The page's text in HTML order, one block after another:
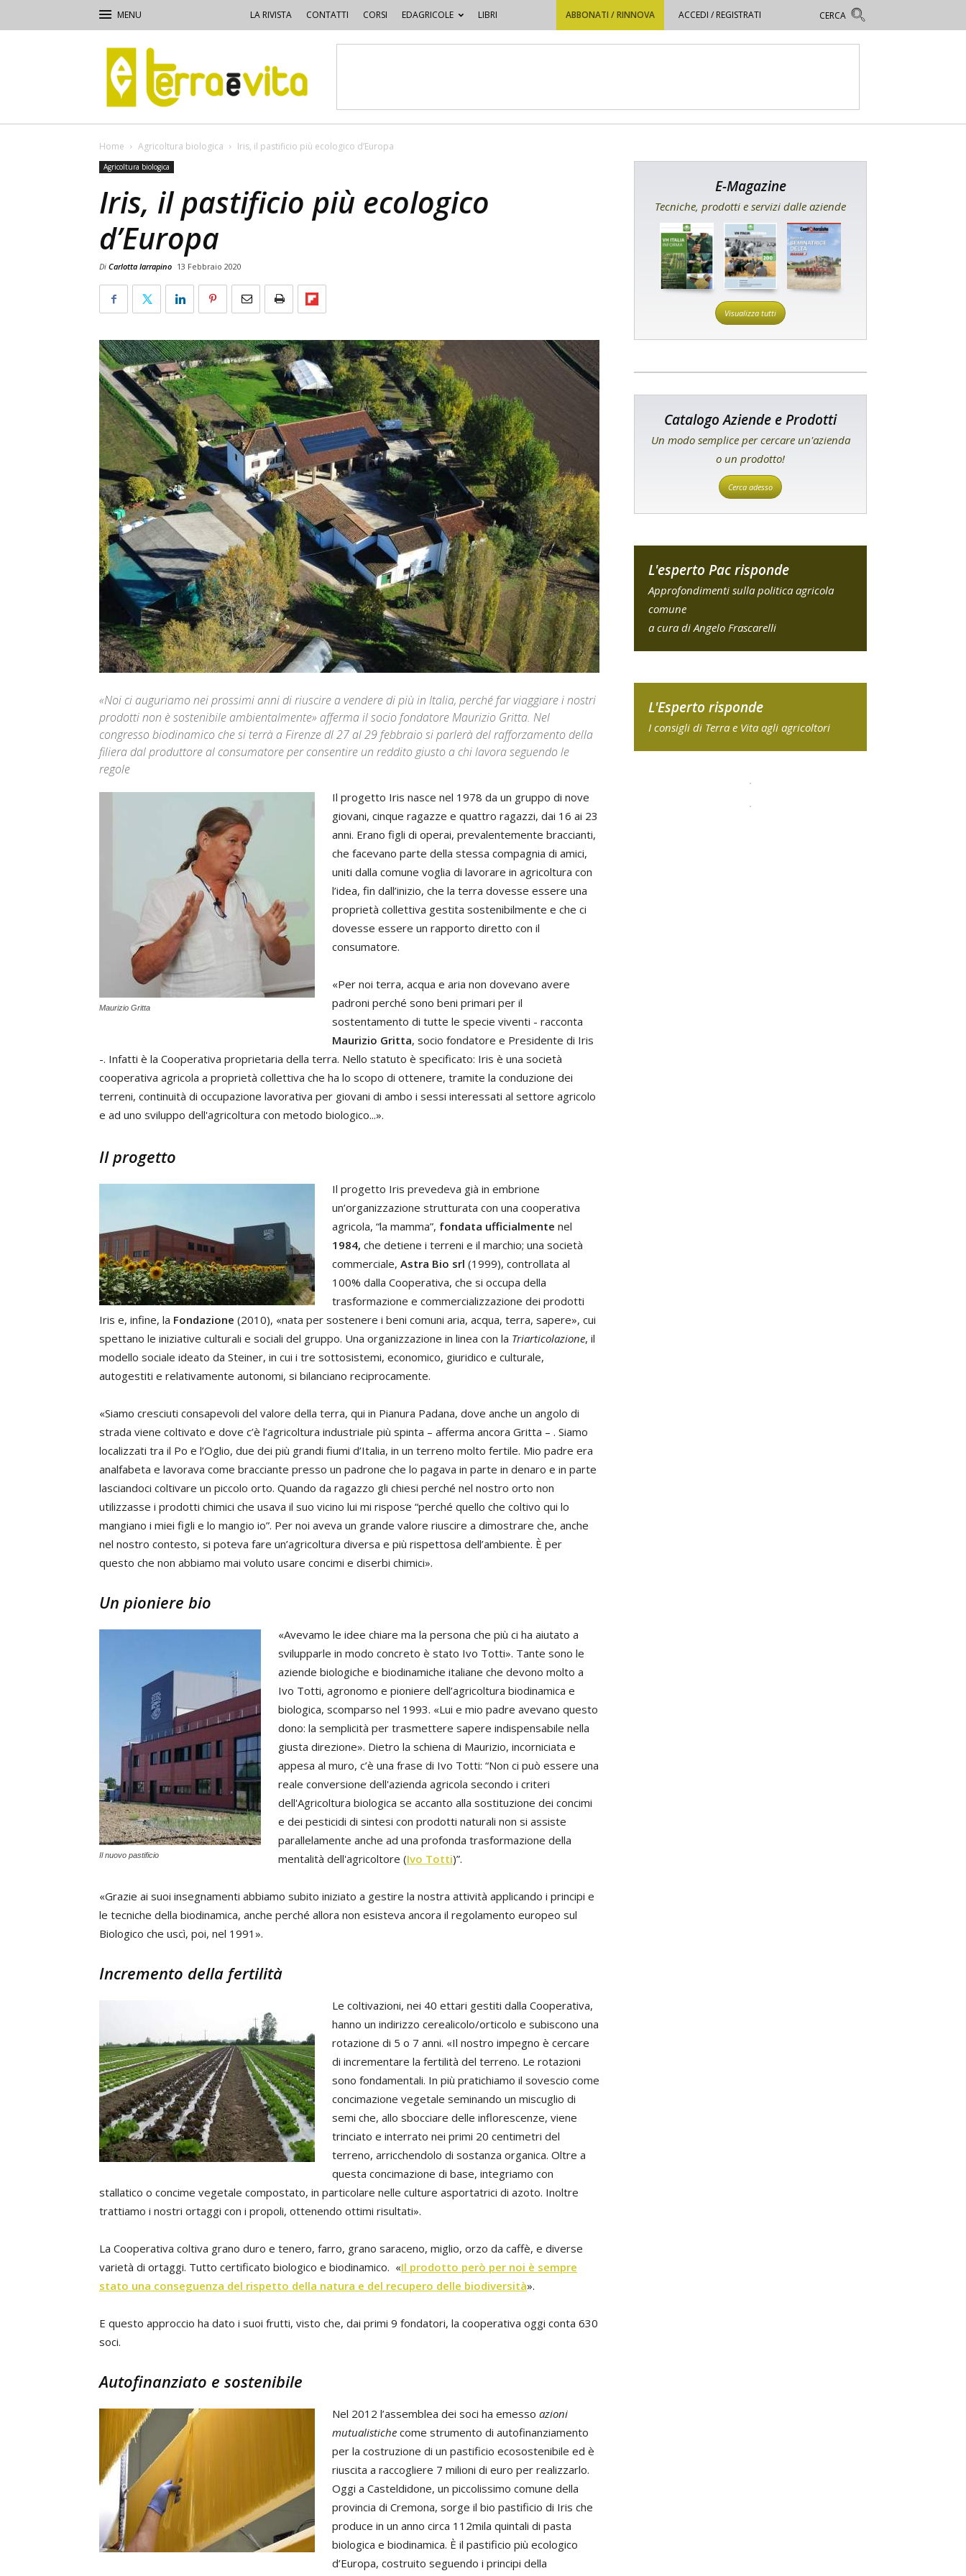
LA RIVISTA CONTATTI CORSI EDAGRICOLE LIBRI ABBONATI / RINNOVA ACCEDI / REGISTRATI
Terra
e
Vita
Home Agricoltura biologica Iris, il pastificio più ecologico d’Europa
Agricoltura biologica
Iris, il pastificio più ecologico
d’Europa
Di Carlotta Iarrapino 13 Febbraio 2020
«Noi ci auguriamo nei prossimi anni di riuscire a vendere di più in Italia, perché far viaggiare i nostri
prodotti non è sostenibile ambientalmente» afferma il socio fondatore Maurizio Gritta. Nel
congresso biodinamico che si terrà a Firenze dl 27 al 29 febbraio si parlerà del rafforzamento della
filiera dal produttore al consumatore per consentire un reddito giusto a chi lavora seguendo le
regole
Maurizio Gritta
Il progetto Iris nasce nel 1978 da un gruppo di nove
giovani, cinque ragazze e quattro ragazzi, dai 16 ai 23
anni. Erano figli di operai, prevalentemente braccianti,
che facevano parte della stessa compagnia di amici,
uniti dalla comune voglia di lavorare in agricoltura con
l’idea, fin dall’inizio, che la terra dovesse essere una
proprietà collettiva gestita sostenibilmente e che ci
dovesse essere un rapporto diretto con il
consumatore.
«Per noi terra, acqua e aria non dovevano avere
padroni perché sono beni primari per il
sostentamento di tutte le specie viventi - racconta
Maurizio Gritta, socio fondatore e Presidente di Iris
-. Infatti è la Cooperativa proprietaria della terra. Nello statuto è specificato: Iris è una società
cooperativa agricola a proprietà collettiva che ha lo scopo di ottenere, tramite la conduzione dei
terreni, continuità di occupazione lavorativa per giovani di ambo i sessi interessati al settore agricolo
e ad uno sviluppo dell'agricoltura con metodo biologico...».
Il progetto
Il progetto Iris prevedeva già in embrione
un’organizzazione strutturata con una cooperativa
agricola, “la mamma”, fondata ufficialmente nel
1984, che detiene i terreni e il marchio; una società
commerciale, Astra Bio srl (1999), controllata al
100% dalla Cooperativa, che si occupa della
trasformazione e commercializzazione dei prodotti
Iris e, infine, la Fondazione (2010), «nata per sostenere i beni comuni aria, acqua, terra, sapere», cui
spettano le iniziative culturali e sociali del gruppo. Una organizzazione in linea con la Triarticolazione, il
modello sociale ideato da Steiner, in cui i tre sottosistemi, economico, giuridico e culturale,
autogestiti e relativamente autonomi, si bilanciano reciprocamente.
«Siamo cresciuti consapevoli del valore della terra, qui in Pianura Padana, dove anche un angolo di
strada viene coltivato e dove c’è l’agricoltura industriale più spinta – afferma ancora Gritta – . Siamo
localizzati tra il Po e l’Oglio, due dei più grandi fiumi d’Italia, in un terreno molto fertile. Mio padre era
analfabeta e lavorava come bracciante presso un padrone che lo pagava in parte in denaro e in parte
lasciandoci coltivare un piccolo orto. Quando da ragazzo gli chiesi perché nel nostro orto non
utilizzasse i prodotti chimici che usava il suo vicino lui mi rispose “perché quello che coltivo qui lo
mangiano i miei figli e lo mangio io”. Per noi aveva un grande valore riuscire a dimostrare che, anche
nel nostro contesto, si poteva fare un’agricoltura diversa e più rispettosa dell’ambiente. È per
questo che non abbiamo mai voluto usare concimi e diserbi chimici».
Un pioniere bio
Il nuovo pastificio
«Avevamo le idee chiare ma la persona che più ci ha aiutato a
svilupparle in modo concreto è stato Ivo Totti». Tante sono le
aziende biologiche e biodinamiche italiane che devono molto a
Ivo Totti, agronomo e pioniere dell’agricoltura biodinamica e
biologica, scomparso nel 1993. «Lui e mio padre avevano questo
dono: la semplicità per trasmettere sapere indispensabile nella
giusta direzione». Dietro la schiena di Maurizio, incorniciata e
appesa al muro, c’è una frase di Ivo Totti: “Non ci può essere una
reale conversione dell'azienda agricola secondo i criteri
dell'Agricoltura biologica se accanto alla sostituzione dei concimi
e dei pesticidi di sintesi con prodotti naturali non si assiste
parallelamente anche ad una profonda trasformazione della
mentalità dell'agricoltore (Ivo Totti)”.
«Grazie ai suoi insegnamenti abbiamo subito iniziato a gestire la nostra attività applicando i principi e
le tecniche della biodinamica, anche perché allora non esisteva ancora il regolamento europeo sul
Biologico che uscì, poi, nel 1991».
Incremento della fertilità
Le coltivazioni, nei 40 ettari gestiti dalla Cooperativa,
hanno un indirizzo cerealicolo/orticolo e subiscono una
rotazione di 5 o 7 anni. «Il nostro impegno è cercare
di incrementare la fertilità del terreno. Le rotazioni
sono fondamentali. In più pratichiamo il sovescio come
concimazione vegetale seminando un miscuglio di
semi che, allo sbocciare delle inflorescenze, viene
trinciato e interrato nei primi 20 centimetri del
terreno, arricchendolo di sostanza organica. Oltre a
questa concimazione di base, integriamo con
stallatico o concime vegetale compostato, in particolare nelle culture asportatrici di azoto. Inoltre
trattiamo i nostri ortaggi con i propoli, ottenendo ottimi risultati».
La Cooperativa coltiva grano duro e tenero, farro, grano saraceno, miglio, orzo da caffè, e diverse
varietà di ortaggi. Tutto certificato biologico e biodinamico. «Il prodotto però per noi è sempre
stato una conseguenza del rispetto della natura e del recupero delle biodiversità».
E questo approccio ha dato i suoi frutti, visto che, dai primi 9 fondatori, la cooperativa oggi conta 630
soci.
Autofinanziato e sostenibile
Nel 2012 l’assemblea dei soci ha emesso azioni
mutualistiche come strumento di autofinanziamento
per la costruzione di un pastificio ecosostenibile ed è
riuscita a raccogliere 7 milioni di euro per realizzarlo.
Oggi a Casteldidone, un piccolissimo comune della
provincia di Cremona, sorge il bio pastificio di Iris che
produce in un anno circa 112mila quintali di pasta
biologica e biodinamica. È il pastificio più ecologico
d’Europa, costruito seguendo i principi della
E-Magazine
Tecniche, prodotti e servizi dalle aziende
Visualizza tutti
Catalogo Aziende e Prodotti
Un modo semplice per cercare un'azienda
o un prodotto!
Cerca adesso
L'esperto Pac risponde
Approfondimenti sulla politica agricola
comune
a cura di Angelo Frascarelli
L'Esperto risponde
I consigli di Terra e Vita agli agricoltori